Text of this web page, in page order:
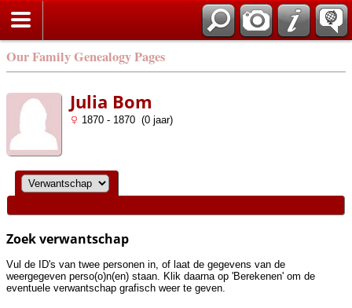
Our Family Genealogy Pages
Julia Bom
1870 - 1870 (0 jaar)
Zoek verwantschap
Vul de ID's van twee personen in, of laat de gegevens van de
weergegeven perso(o)n(en) staan. Klik daarna op 'Berekenen' om de
eventuele verwantschap grafisch weer te geven.